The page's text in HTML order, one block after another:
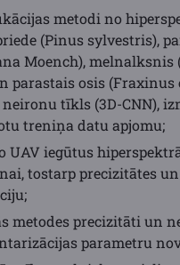
metodi no
(Pinus sylvestris),
Moench), melnalksnis
parastais osis
tīkls (3D-CNN),
treniņa datu apjomu;
iegūtus
tostarp precizitātes
metodes precizitāti un
parametru